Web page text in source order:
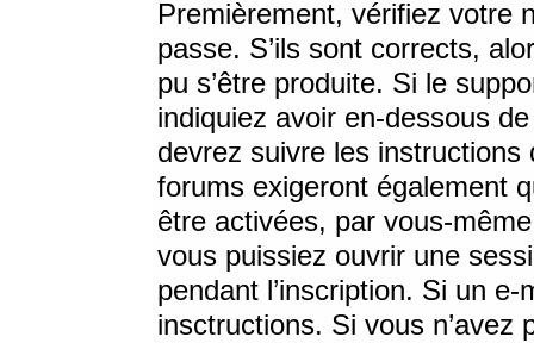
Premièrement, vérifiez votre
passe. S’ils sont corrects,
pu s’être produite. Si le
indiquiez avoir en-dessous
devrez suivre les
forums exigeront également
être activées, par vous-
vous puissiez ouvrir une
pendant l’inscription. Si un
insctructions. Si vous n’avez